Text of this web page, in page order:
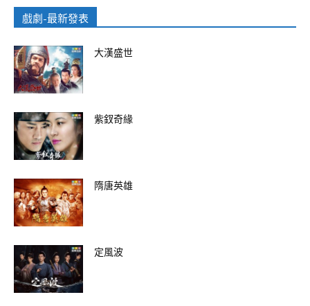
戲劇-最新發表
大漢盛世
紫釵奇緣
隋唐英雄
定風波